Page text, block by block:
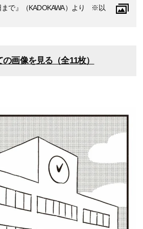
まで』（KADOKAWA）より ※以
の画像を見る（全11枚）